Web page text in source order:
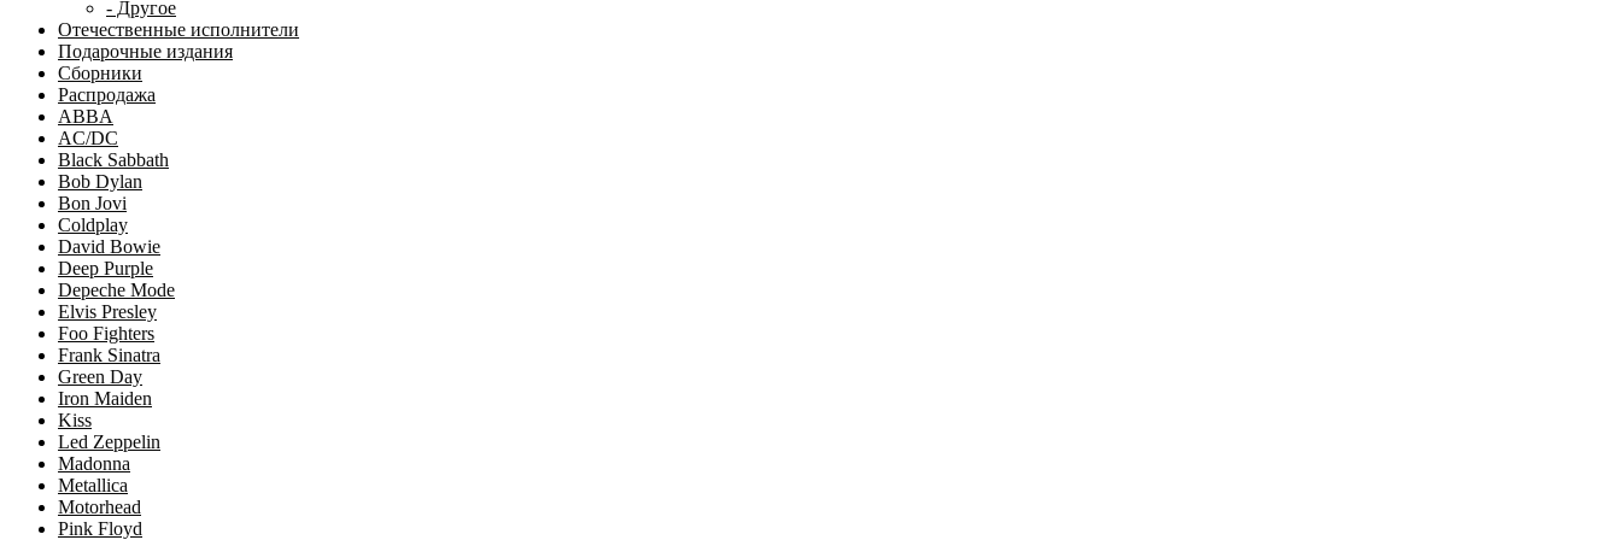
- Другое
Отечественные исполнители
Подарочные издания
Сборники
Распродажа
ABBA
AC/DC
Black Sabbath
Bob Dylan
Bon Jovi
Coldplay
David Bowie
Deep Purple
Depeche Mode
Elvis Presley
Foo Fighters
Frank Sinatra
Green Day
Iron Maiden
Kiss
Led Zeppelin
Madonna
Metallica
Motorhead
Pink Floyd